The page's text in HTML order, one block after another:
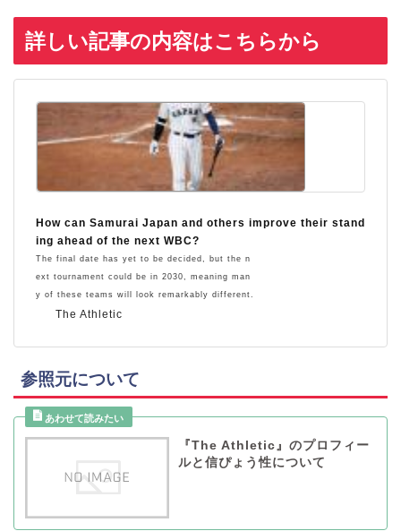
詳しい記事の内容はこちらから
The Athletic
How can Samurai Japan and others improve their stand
ing ahead of the next WBC?
The final date has yet to be decided, but the n
ext tournament could be in 2030, meaning man
y of these teams will look remarkably different.
参照元について
『The Athletic』のプロフィー
ルと信ぴょう性について